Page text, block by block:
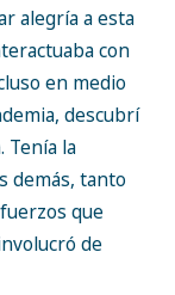
alegría a esta
con
en medio
descubrí
Tenía la
demás, tanto
que
de